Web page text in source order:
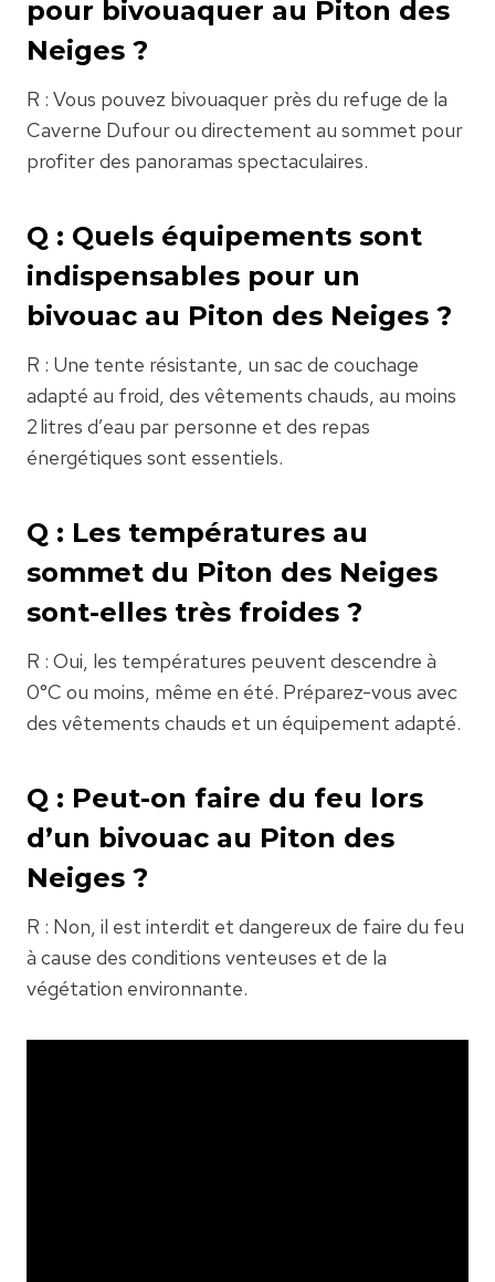
pour bivouaquer au Piton des
Neiges ?
R : Vous pouvez bivouaquer près du refuge de la
Caverne Dufour ou directement au sommet pour
profiter des panoramas spectaculaires.
Q : Quels équipements sont
indispensables pour un
bivouac au Piton des Neiges ?
R : Une tente résistante, un sac de couchage
adapté au froid, des vêtements chauds, au moins
2 litres d’eau par personne et des repas
énergétiques sont essentiels.
Q : Les températures au
sommet du Piton des Neiges
sont-elles très froides ?
R : Oui, les températures peuvent descendre à
0°C ou moins, même en été. Préparez-vous avec
des vêtements chauds et un équipement adapté.
Q : Peut-on faire du feu lors
d’un bivouac au Piton des
Neiges ?
R : Non, il est interdit et dangereux de faire du feu
à cause des conditions venteuses et de la
végétation environnante.